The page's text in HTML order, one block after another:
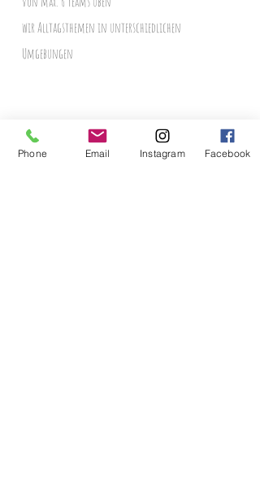
wir Alltagsthemen in unterschiedlichen
Umgebungen
Rally Obedience
Phone Email Instagram Facebook